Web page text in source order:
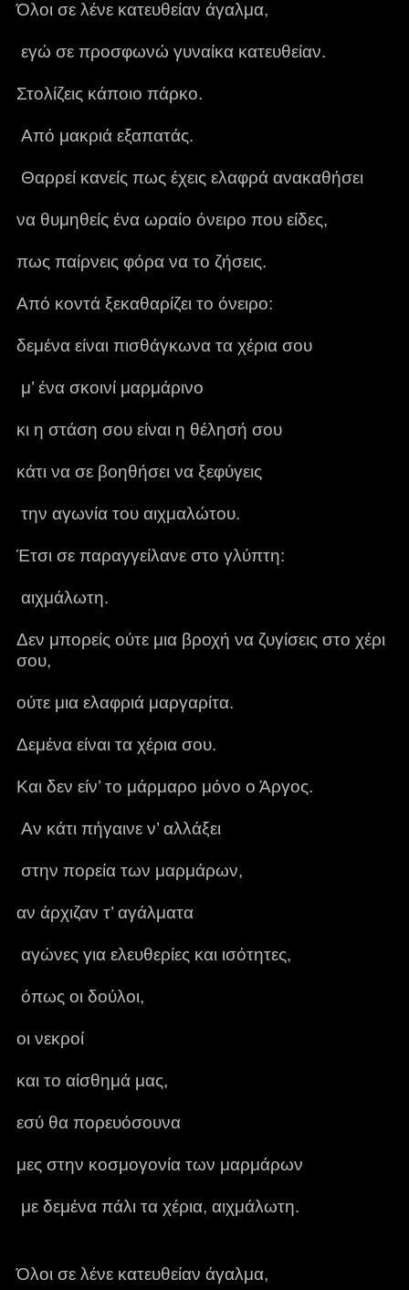
Όλοι σε λένε κατευθείαν άγαλμα,
εγώ σε προσφωνώ γυναίκα κατευθείαν.
Στολίζεις κάποιο πάρκο.
Από μακριά εξαπατάς.
Θαρρεί κανείς πως έχεις ελαφρά ανακαθήσει
να θυμηθείς ένα ωραίο όνειρο που είδες,
πως παίρνεις φόρα να το ζήσεις.
Από κοντά ξεκαθαρίζει το όνειρο:
δεμένα είναι πισθάγκωνα τα χέρια σου
μ’ ένα σκοινί μαρμάρινο
κι η στάση σου είναι η θέλησή σου
κάτι να σε βοηθήσει να ξεφύγεις
την αγωνία του αιχμαλώτου.
Έτσι σε παραγγείλανε στο γλύπτη:
αιχμάλωτη.
Δεν μπορείς ούτε μια βροχή να ζυγίσεις στο χέρι
σου,
ούτε μια ελαφριά μαργαρίτα.
Δεμένα είναι τα χέρια σου.
Και δεν είν’ το μάρμαρο μόνο ο Άργος.
Αν κάτι πήγαινε ν’ αλλάξει
στην πορεία των μαρμάρων,
αν άρχιζαν τ’ αγάλματα
αγώνες για ελευθερίες και ισότητες,
όπως οι δούλοι,
οι νεκροί
και το αίσθημά μας,
εσύ θα πορευόσουνα
μες στην κοσμογονία των μαρμάρων
με δεμένα πάλι τα χέρια, αιχμάλωτη.
Όλοι σε λένε κατευθείαν άγαλμα,